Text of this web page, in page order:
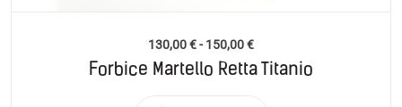
130,00€- 150,00€
Forbice Martello Retta Titanio